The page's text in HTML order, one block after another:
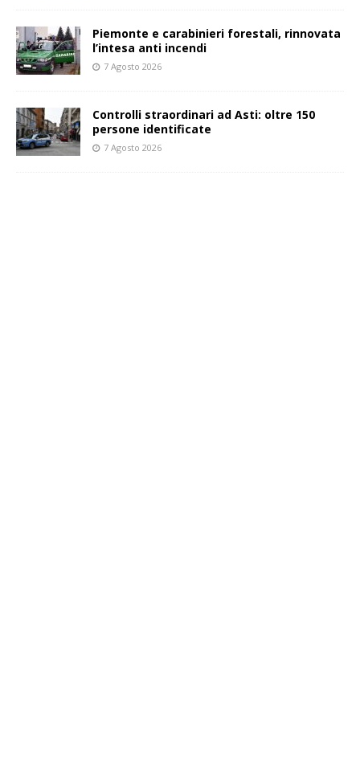
Piemonte e carabinieri forestali, rinnovata
l’intesa anti incendi
7 Agosto 2026
Controlli straordinari ad Asti: oltre 150
persone identificate
7 Agosto 2026